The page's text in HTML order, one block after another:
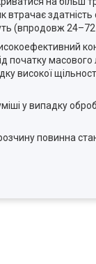
втрачає
(впродовж 24–72
початку
високої
у випадку
повинна